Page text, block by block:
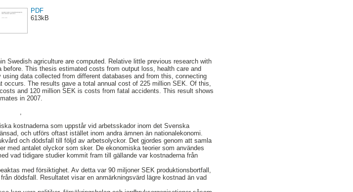
PDF
613kB
Swedish agriculture are computed. Relative little previous research with
This thesis estimated costs from output loss, health care and
data collected from different databases and from this, connecting
The results gave a total annual cost of 225 million SEK. Of this,
and 120 million SEK is costs from fatal accidents. This result shows
in 2007.
kostnaderna som uppstår vid arbetsskador inom det Svenska
och utförs oftast istället inom andra ämnen än nationalekonomi.
och dödsfall till följd av arbetsolyckor. Det gjordes genom att samla
med antalet olyckor som sker. De ekonomiska teorier som användes
vad tidigare studier kommit fram till gällande var kostnaderna från
med försiktighet. Av detta var 90 miljoner SEK produktionsbortfall,
dödsfall. Resultatet visar en anmärkningsvärd lägre kostnad än vad